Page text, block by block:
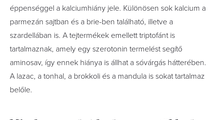
éppenséggel a kalciumhiány jele. Különösen sok kalcium a
parmezán sajtban és a brie-ben található, illetve a
szardellában is. A tejtermékek emellett triptofánt is
tartalmaznak, amely egy szerotonin termelést segítő
aminosav, így ennek hiánya is állhat a sóvárgás hátterében.
A lazac, a tonhal, a brokkoli és a mandula is sokat tartalmaz
belőle.